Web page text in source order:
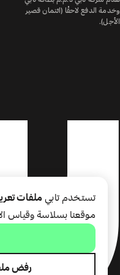
وخدمة الدفع لاحقًا (ائتمان قصير
الأجل).
تستخدم تابي ملفات
موقعنا بسلاسة وقياس
رفض